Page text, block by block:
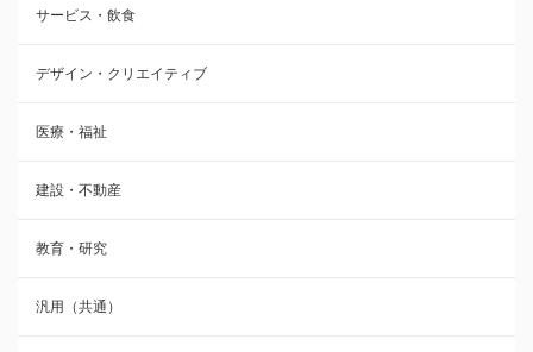
サービス・飲食
デザイン・クリエイティブ
医療・福祉
建設・不動産
教育・研究
汎用（共通）